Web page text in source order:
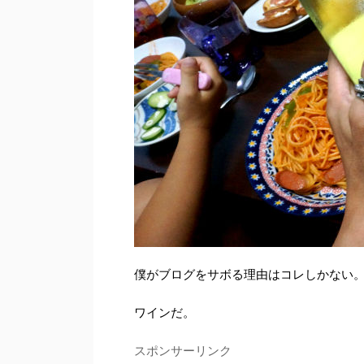
僕がブログをサボる理由はコレしかない
ワインだ。
スポンサーリンク